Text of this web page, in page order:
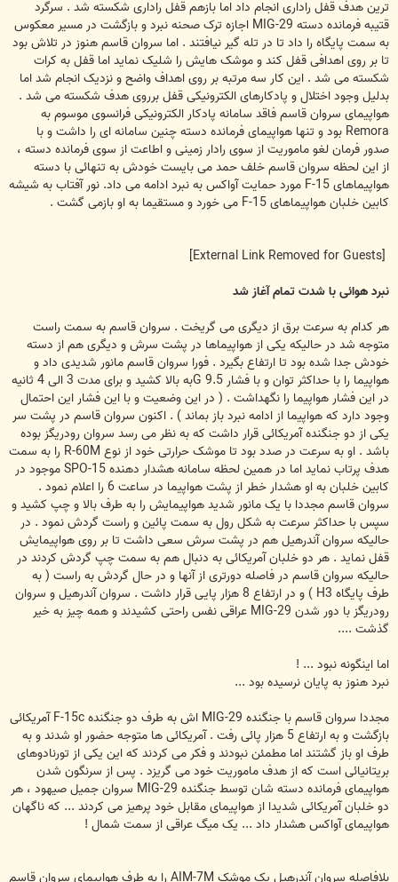
ترین هدف قفل راداری انجام داد اما بازهم قفل راداری شکسته شد . سرگرد
قتیبه فرمانده دسته MIG-29 اجازه ترک صحنه نبرد و بازگشت در مسیر معکوس
به سمت پایگاه را داد تا در تله گیر نیافتند . اما سروان قاسم هنوز در تلاش بود
تا بر روی اهدافی قفل کند و موشک هایش را شلیک نماید اما قفل به کرات
شکسته می شد . این کار سه مرتبه بر روی اهداف واضح و نزدیک انجام شد اما
بدلیل وجود اختلال و پادکارهای الکترونیکی قفل برروی هدف شکسته می شد .
هواپیمای سروان قاسم فاقد سامانه پادکار الکترونیکی فرانسوی موسوم به
Remora بود و تنها هواپیمای فرمانده دسته چنین سامانه ای را داشت و با
صدور فرمان لغو ماموریت از سوی رادار زمینی و اطاعت از سوی فرمانده دسته ،
از این لحظه سروان قاسم خلف حمد می بایست خودش به تنهائی با دسته
هواپیماهای F-15 مورد حمایت آواکس به نبرد ادامه می داد. نور آفتاب به شیشه
کابین خلبان هواپیماهای F-15 می خورد و مستقیما به او بازمی گشت .
نبرد هوائی با شدت تمام آغاز شد
هر کدام به سرعت برق از دیگری می گریخت . سروان قاسم به سمت راست
متوجه شد در حالیکه یکی از هواپیماها در پشت سرش و دیگری هم از دسته
خودش جدا شده بود تا ارتفاع بگیرد . فورا سروان قاسم مانور شدیدی داد و
هواپیما را با حداکثر توان و با فشار 9.5 Gبه بالا کشید و برای مدت 3 الی 4 ثانیه
در این فشار هواپیما را نگهداشت . ( در این وضعیت و با این فشار این احتمال
وجود دارد که هواپیما از ادامه نبرد باز بماند ) . اکنون سروان قاسم در پشت سر
یکی از دو جنگنده آمریکائی قرار داشت که به نظر می رسد سروان رودریگز بوده
باشد . او به سرعت در صدد بود تا موشک حرارتی خود از نوع R-60M را به سمت
هدف پرتاب نماید اما در همین لحظه سامانه هشدار دهنده SPO-15 موجود در
کابین خلبان به او هشدار خطر از پشت هواپیما در ساعت 6 را اعلام نمود .
سروان قاسم مجددا با یک مانور شدید هواپیمایش را به طرف بالا و چپ کشید و
سپس با حداکثر سرعت به شکل رول به سمت پائین و راست گردش نمود . در
حالیکه سروان آندرهیل هم در پشت سرش سعی داشت تا بر روی هواپیمایش
قفل نماید . هر دو خلبان آمریکائی به دنبال هم به سمت چپ گردش کردند در
حالیکه سروان قاسم در فاصله دورتری از آنها و در حال گردش به راست ( به
طرف پایگاه H3 ) و در ارتفاع 8 هزار پایی قرار داشت . سروان آندرهیل و سروان
رودریگز با دور شدن MIG-29 عراقی نفس راحتی کشیدند و همه چیز به خیر
گذشت ....
اما اینگونه نبود ... !
نبرد هنوز به پایان نرسیده بود ...
مجددا سروان قاسم با جنگنده MIG-29 اش به طرف دو جنگنده F-15c آمریکائی
بازگشت و به ارتفاع 5 هزار پائی رفت . آمریکائی ها متوجه حضور او شدند و به
طرف او باز گشتند اما مطمئن نبودند و فکر می کردند که این یکی از تورنادوهای
بریتانیائی است که از هدف ماموریت خود می گریزد . پس از سرنگون شدن
هواپیمای فرمانده دسته شان توسط جنگنده MIG-29 سروان جمیل صیهود ، هر
دو خلبان آمریکائی شدیدا از هواپیمای مقابل خود پرهیز می کردند ... که ناگهان
هواپیمای آواکس هشدار داد ... یک میگ عراقی از سمت شمال !
بلافاصله سروان آندرهیل یک موشک AIM-7M را به طرف هواپیمای سروان قاسم